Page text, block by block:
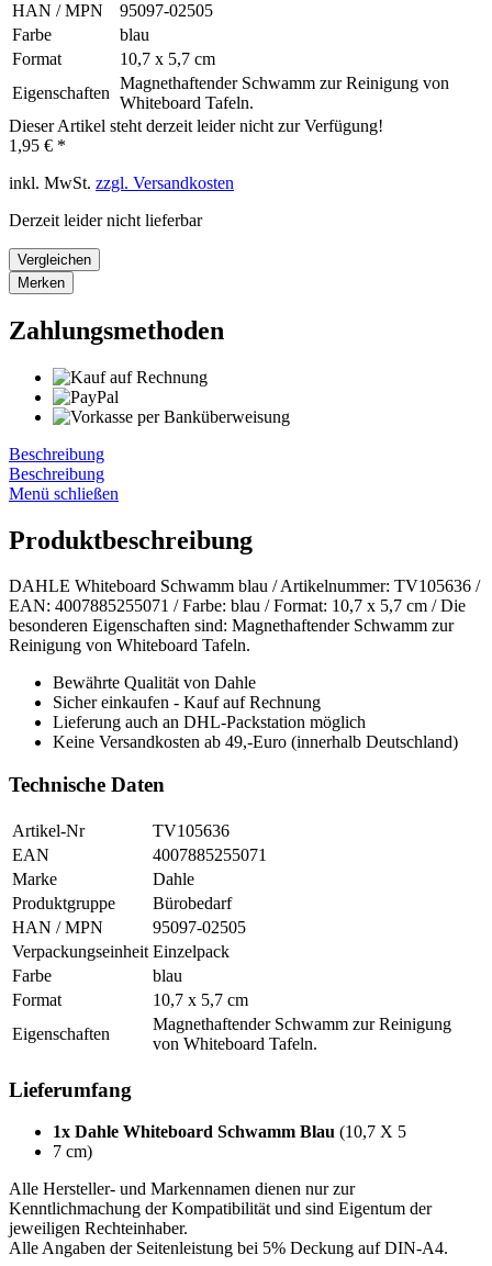
HAN / MPN
95097-02505
Farbe
blau
Format
10,7 x 5,7 cm
Eigenschaften
Magnethaftender Schwamm zur Reinigung von
Whiteboard Tafeln.
Dieser Artikel steht derzeit leider nicht zur Verfügung!
1,95 € *
inkl. MwSt. zzgl. Versandkosten
Derzeit leider nicht lieferbar
Vergleichen
Merken
Zahlungsmethoden
Beschreibung
Beschreibung
Menü schließen
Produktbeschreibung
DAHLE Whiteboard Schwamm blau / Artikelnummer: TV105636 /
EAN: 4007885255071 / Farbe: blau / Format: 10,7 x 5,7 cm / Die
besonderen Eigenschaften sind: Magnethaftender Schwamm zur
Reinigung von Whiteboard Tafeln.
Bewährte Qualität von Dahle
Sicher einkaufen - Kauf auf Rechnung
Lieferung auch an DHL-Packstation möglich
Keine Versandkosten ab 49,-Euro (innerhalb Deutschland)
Technische Daten
Artikel-Nr
TV105636
EAN
4007885255071
Marke
Dahle
Produktgruppe
Bürobedarf
HAN / MPN
95097-02505
Verpackungseinheit Einzelpack
Farbe
blau
Format
10,7 x 5,7 cm
Eigenschaften
Magnethaftender Schwamm zur Reinigung
von Whiteboard Tafeln.
Lieferumfang
1x Dahle Whiteboard Schwamm Blau (10,7 X 5
7 cm)
Alle Hersteller- und Markennamen dienen nur zur
Kenntlichmachung der Kompatibilität und sind Eigentum der
jeweiligen Rechteinhaber.
Alle Angaben der Seitenleistung bei 5% Deckung auf DIN-A4.